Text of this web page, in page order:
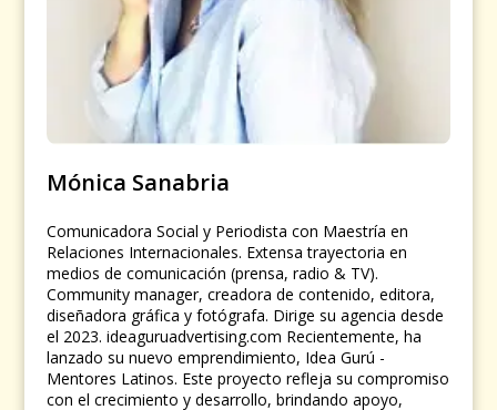
Mónica Sanabria
Comunicadora Social y Periodista con Maestría en
Relaciones Internacionales. Extensa trayectoria en
medios de comunicación (prensa, radio & TV).
Community manager, creadora de contenido, editora,
diseñadora gráfica y fotógrafa. Dirige su agencia desde
el 2023. ideaguruadvertising.com Recientemente, ha
lanzado su nuevo emprendimiento, Idea Gurú -
Mentores Latinos. Este proyecto refleja su compromiso
con el crecimiento y desarrollo, brindando apoyo,